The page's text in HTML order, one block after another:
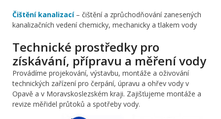
Čištění kanalizací– čištění a zprůchodňování zanesených
kanalizačních vedení chemicky, mechanicky a tlakem vody
Technické prostředky pro
získávání, přípravu a měření vody
Provádíme projekování, výstavbu, montáže a oživování
technických zařízení pro čerpání, úpravu a ohřev vody v
Opavě a v Moravskoslezském kraji. Zajišťujeme montáže a
revize měřidel průtoků a spotřeby vody.